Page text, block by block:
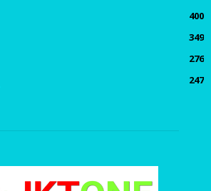
400
349
276
247